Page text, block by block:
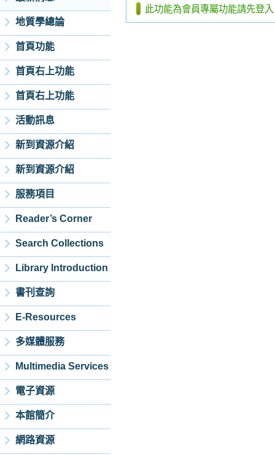
地質學總論
首頁功能
首頁右上功能
首頁右上功能
活動訊息
新到資源介紹
新到資源介紹
服務項目
Reader’s Corner
Search Collections
Library Introduction
書刊查詢
E-Resources
多媒體服務
Multimedia Services
電子資源
本館簡介
網路資源
此功能為會員專屬功能請先登入